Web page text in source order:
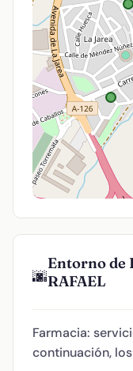
🌆
Entorno de
RAFAEL
Farmacia:
continuación,